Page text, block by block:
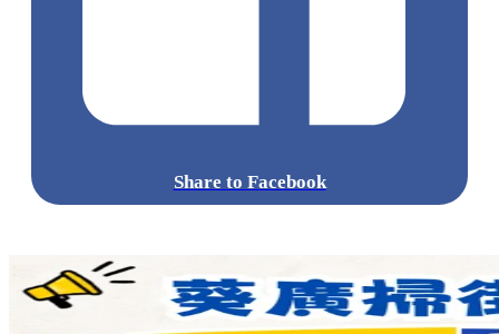
Share to Facebook